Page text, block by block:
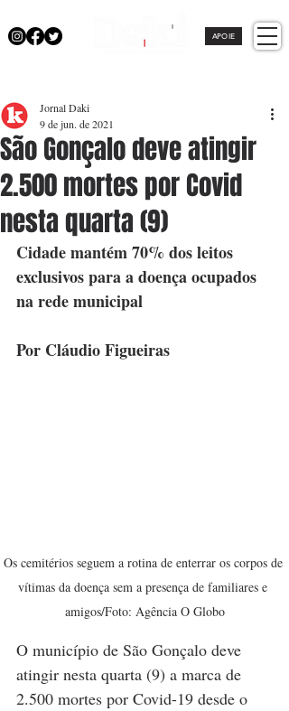
APOIE
São Gonçalo deve atingir
2.500 mortes por Covid
nesta quarta (9)
Jornal Daki
9 de jun. de 2021
Cidade mantém 70% dos leitos
exclusivos para a doença ocupados
na rede municipal
Por Cláudio Figueiras
Os cemitérios seguem a rotina de enterrar os corpos de
vítimas da doença sem a presença de familiares e
amigos/Foto: Agência O Globo
O município de São Gonçalo deve
atingir nesta quarta (9) a marca de
2.500 mortes por Covid-19 desde o